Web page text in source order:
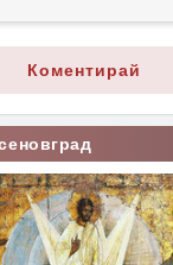
Коментирай